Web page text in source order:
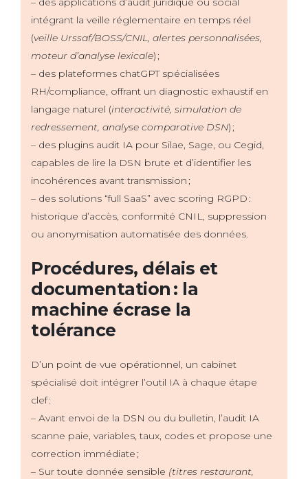
intégrant la veille réglementaire en temps réel
(veille Urssaf/BOSS/CNIL, alertes personnalisées,
moteur d’analyse lexicale) ;
– des plateformes chatGPT spécialisées
RH/compliance, offrant un diagnostic exhaustif en
langage naturel (interactivité, simulation de
redressement, analyse comparative DSN) ;
– des plugins audit IA pour Silae, Sage, ou Cegid,
capables de lire la DSN brute et d’identifier les
incohérences avant transmission ;
– des solutions “full SaaS” avec scoring RGPD :
historique d’accès, conformité CNIL, suppression
ou anonymisation automatisée des données.
Procédures, délais et
documentation : la
machine écrase la
tolérance
D’un point de vue opérationnel, un cabinet
spécialisé doit intégrer l’outil IA à chaque étape
clef :
– Avant envoi de la DSN ou du bulletin, l’audit IA
scanne paie, variables, taux, codes et propose une
correction immédiate ;
– Sur toute donnée sensible (titres restaurant,